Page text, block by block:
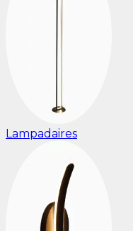
Lampadaires